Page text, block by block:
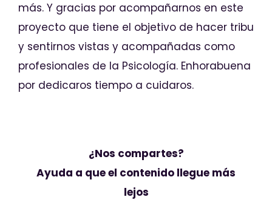
más. Y gracias por acompañarnos en este
proyecto que tiene el objetivo de hacer tribu
y sentirnos vistas y acompañadas como
profesionales de la Psicología. Enhorabuena
por dedicaros tiempo a cuidaros.
¿Nos compartes?
Ayuda a que el contenido llegue más
lejos